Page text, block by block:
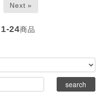
Next »
1-24商品